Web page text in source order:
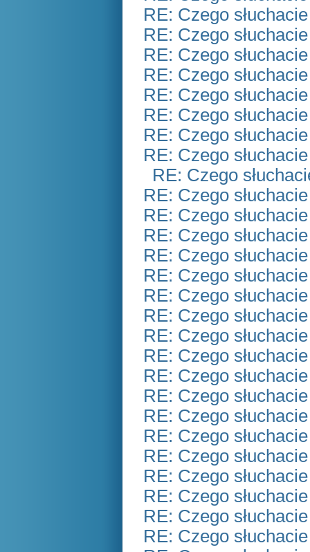
RE: Czego
RE: Czego
RE: Czego
RE: Czego
RE: Czego
RE: Czego
RE: Czego
RE: Czego
RE: Czego
RE: Czego
RE: Czego
RE: Czego
RE: Czego
RE: Czego
RE: Czego
RE: Czego
RE: Czego
RE: Czego
RE: Czego
RE: Czego
RE: Czego
RE: Czego
RE: Czego
RE: Czego
RE: Czego
RE: Czego
RE: Czego